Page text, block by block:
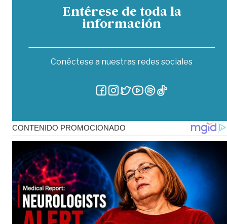
Entérese de toda la
información
Conéctese a nuestras redes sociales